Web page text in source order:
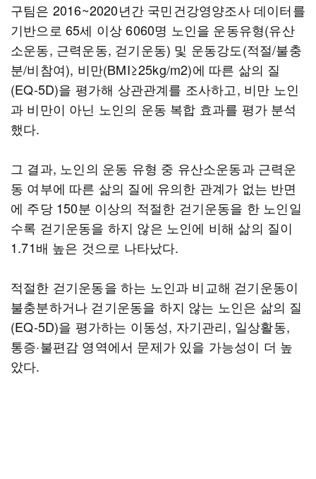
구팀은 2016~2020년간 국민건강영양조사 데이터를
기반으로 65세 이상 6060명 노인을 운동유형(유산
소운동, 근력운동, 걷기운동) 및 운동강도(적절/불충
분/비참여), 비만(BMI≥25kg/m2)에 따른 삶의 질
(EQ-5D)을 평가해 상관관계를 조사하고, 비만 노인
과 비만이 아닌 노인의 운동 복합 효과를 평가 분석
했다.
그 결과, 노인의 운동 유형 중 유산소운동과 근력운
동 여부에 따른 삶의 질에 유의한 관계가 없는 반면
에 주당 150분 이상의 적절한 걷기운동을 한 노인일
수록 걷기운동을 하지 않은 노인에 비해 삶의 질이
1.71배 높은 것으로 나타났다.
적절한 걷기운동을 하는 노인과 비교해 걷기운동이
불충분하거나 걷기운동을 하지 않는 노인은 삶의 질
(EQ-5D)을 평가하는 이동성, 자기관리, 일상활동,
통증·불편감 영역에서 문제가 있을 가능성이 더 높
았다.